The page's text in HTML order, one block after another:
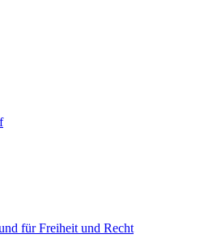
für Freiheit und Recht